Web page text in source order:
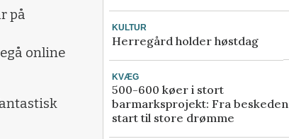
på
online
KULTUR
Herregård holder høstdag
KVÆG
500-600 køer i stort
barmarksprojekt: Fra beskeden
start til store drømme